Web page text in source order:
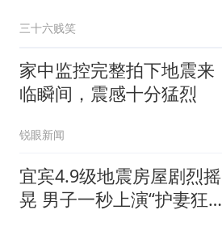
三十六贱笑
家中监控完整拍下地震来
临瞬间，震感十分猛烈
锐眼新闻
宜宾4.9级地震房屋剧烈摇
晃 男子一秒上演“护妻狂